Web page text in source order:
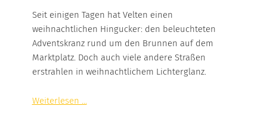
Seit einigen Tagen hat Velten einen
weihnachtlichen Hingucker: den beleuchteten
Adventskranz rund um den Brunnen auf dem
Marktplatz. Doch auch viele andere Straßen
erstrahlen in weihnachtlichem Lichterglanz.
Weiterlesen ...